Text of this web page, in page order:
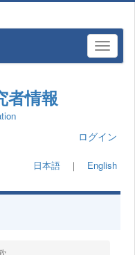
者情報
ログイン
日本語 ｜ English